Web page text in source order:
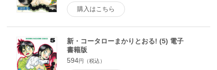
購入はこちら
新・コータローまかりとおる! (5) 電子
書籍版
594円（税込）